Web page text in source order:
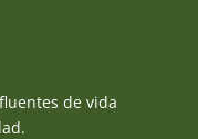
de vida